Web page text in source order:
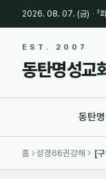
2026. 08. 07. (금) · 「
EST. 2007
동탄명성교
동탄
홈 성경66권강해 [